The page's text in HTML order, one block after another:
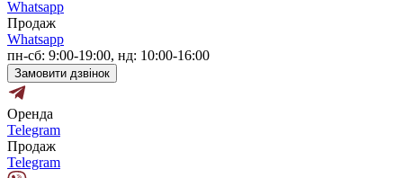
Whatsapp
Продаж
Whatsapp
пн-сб: 9:00-19:00, нд: 10:00-16:00
Замовити дзвінок
Оренда
Telegram
Продаж
Telegram